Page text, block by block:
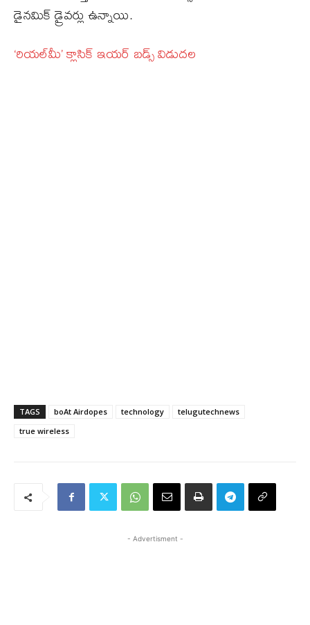
డైనమిక్ డ్రైవర్లు ఉన్నాయి.
‘రియల్‌మీ’ క్లాసిక్‌ ఇయర్‌ బడ్స్‌ విడుదల
TAGS boAt Airdopes technology
telugutechnews
true wireless
- Advertisment -